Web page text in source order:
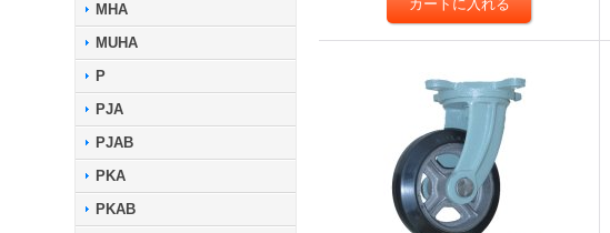
MHA
MUHA
P
PJA
PJAB
PKA
PKAB